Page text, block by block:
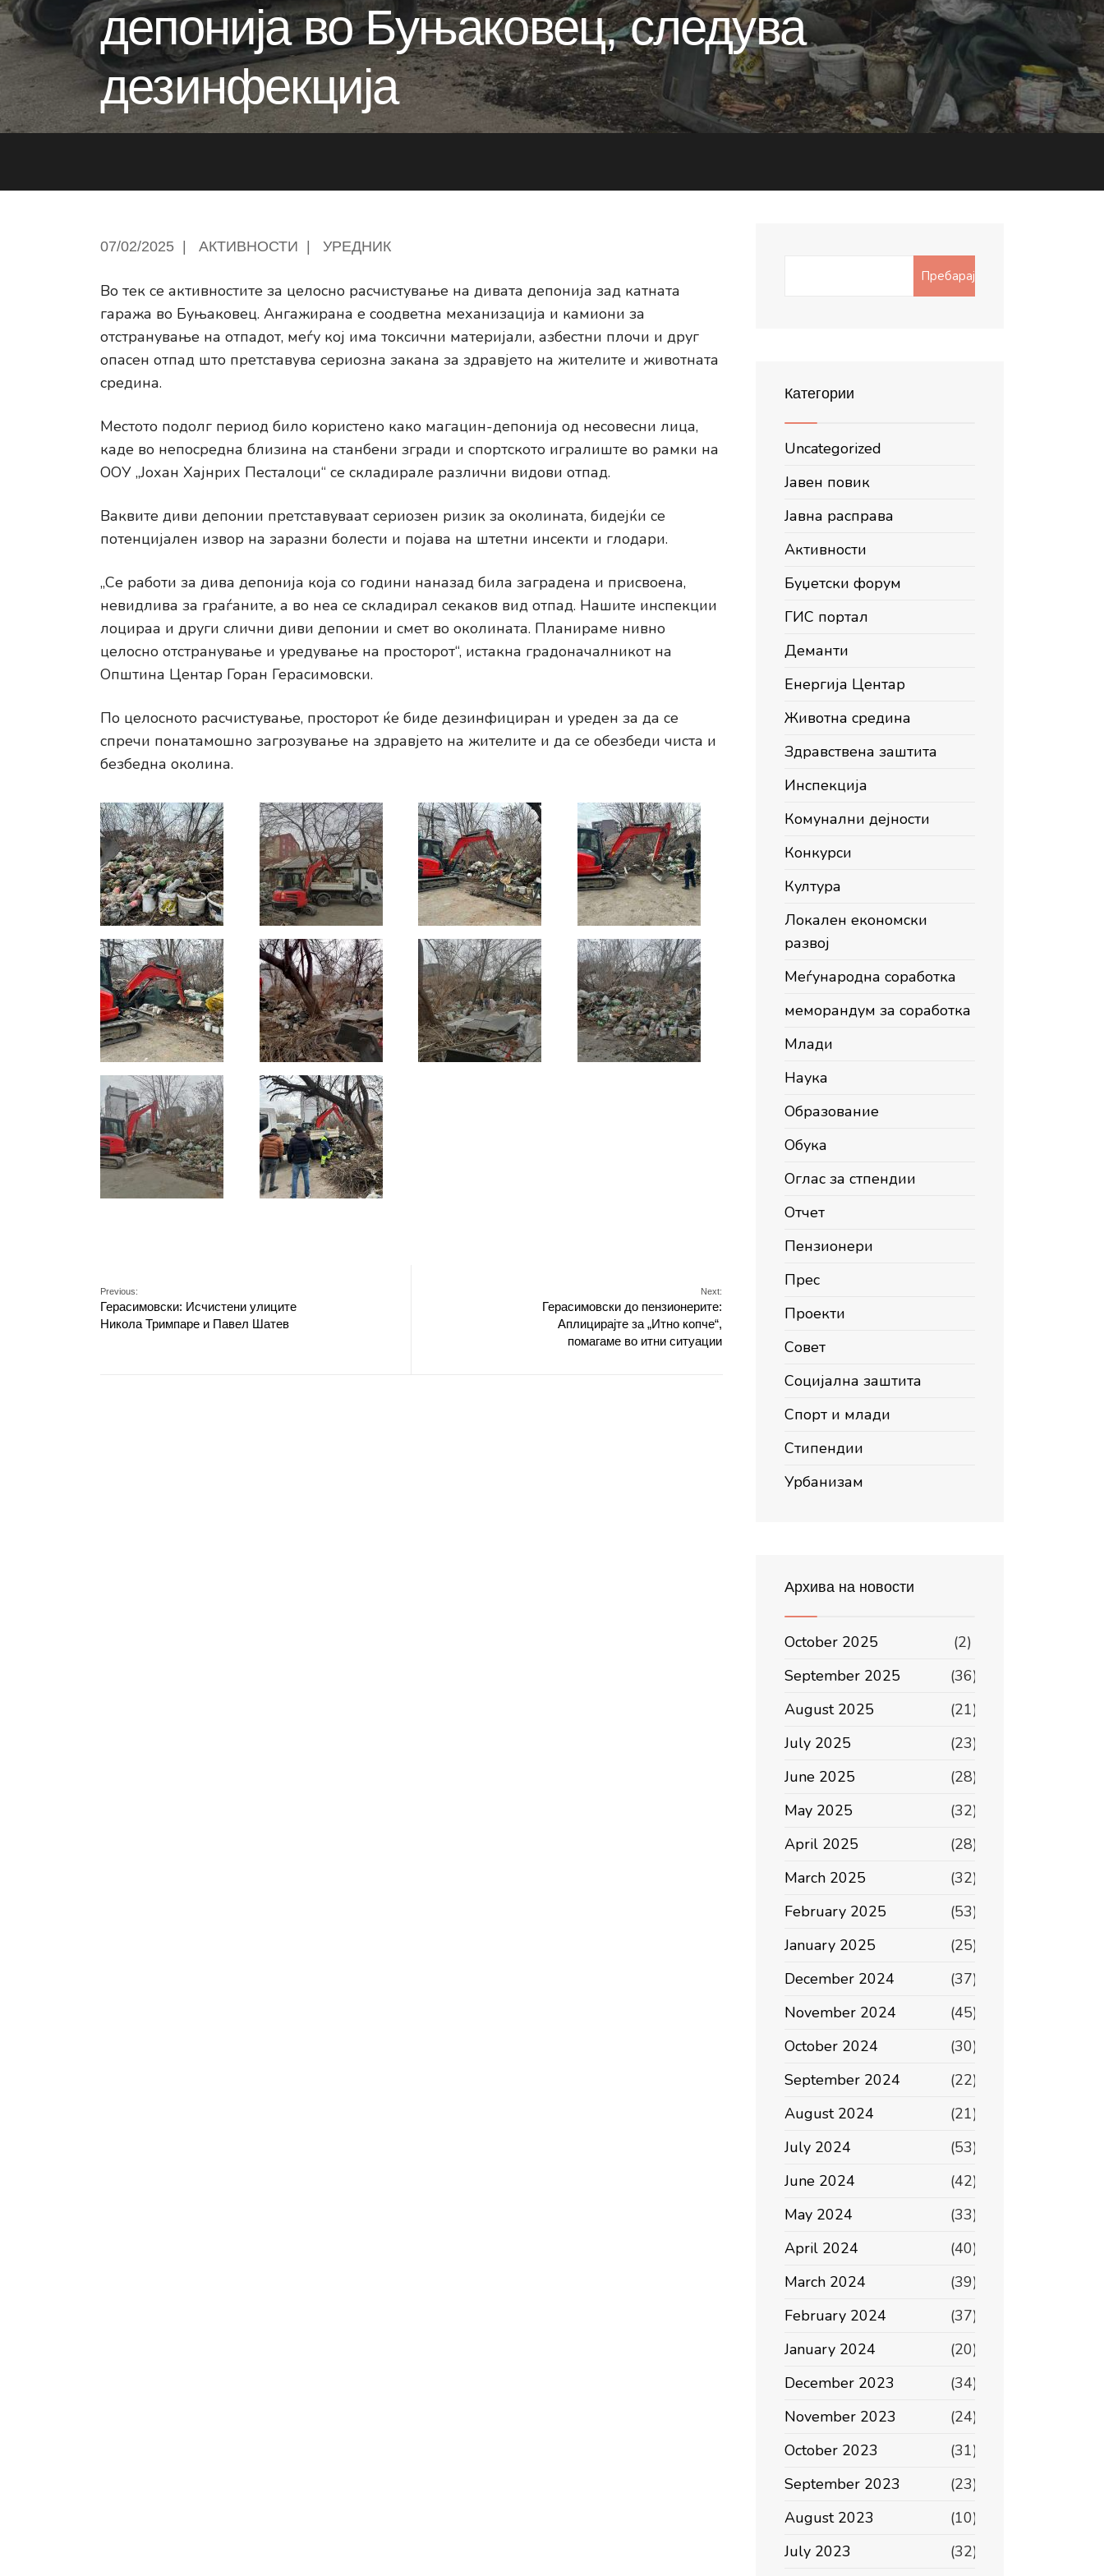
депонија во Буњаковец, следува
дезинфекциja
07/02/2025 АКТИВНОСТИ УРЕДНИК
Во тек се активностите за целосно расчистување на дивата депонија зад катната
гаража во Буњаковец. Ангажирана е соодветна механизација и камиони за
отстранување на отпадот, меѓу кој има токсични материјали, азбестни плочи и друг
опасен отпад што претставува сериозна закана за здравјето на жителите и животната
средина.
Местото подолг период било користено како магацин-депонија од несовесни лица,
каде во непосредна близина на станбени згради и спортското игралиште во рамки на
ООУ „Јохан Хајнрих Песталоци“ се складирале различни видови отпад.
Ваквите диви депонии претставуваат сериозен ризик за околината, бидејќи се
потенцијален извор на заразни болести и појава на штетни инсекти и глодари.
„Се работи за дива депонија која со години наназад била заградена и присвоена,
невидлива за граѓаните, а во неа се складирал секаков вид отпад. Нашите инспекции
лоцираа и други слични диви депонии и смет во околината. Планираме нивно
целосно отстранување и уредување на просторот“, истакна градоначалникот на
Општина Центар Горан Герасимовски.
По целосното расчистување, просторот ќе биде дезинфициран и уреден за да се
спречи понатамошно загрозување на здравјето на жителите и да се обезбеди чиста и
безбедна околина.
Previous:
Герасимовски: Исчистени улиците
Никола Тримпаре и Павел Шатев
Next:
Герасимовски до пензионерите:
Аплицирајте за „Итно копче“,
помагаме во итни ситуации
Пребарај
Категории
Uncategorized
Јавен повик
Јавна расправа
Активности
Буџетски форум
ГИС портал
Деманти
Енергија Центар
Животна средина
Здравствена заштита
Инспекција
Комунални дејности
Конкурси
Култура
Локален економски
развој
Меѓународна соработка
меморандум за соработка
Млади
Наука
Образование
Обука
Оглас за стпендии
Отчет
Пензионери
Прес
Проекти
Совет
Социјална заштита
Спорт и млади
Стипендии
Урбанизам
Архива на новости
October 2025
(2)
September 2025
(36)
August 2025
(21)
July 2025
(23)
June 2025
(28)
May 2025
(32)
April 2025
(28)
March 2025
(32)
February 2025
(53)
January 2025
(25)
December 2024
(37)
November 2024
(45)
October 2024
(30)
September 2024
(22)
August 2024
(21)
July 2024
(53)
June 2024
(42)
May 2024
(33)
April 2024
(40)
March 2024
(39)
February 2024
(37)
January 2024
(20)
December 2023
(34)
November 2023
(24)
October 2023
(31)
September 2023
(23)
August 2023
(10)
July 2023
(32)